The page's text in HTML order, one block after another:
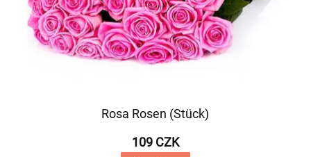
Rosa Rosen (Stück)
109 CZK